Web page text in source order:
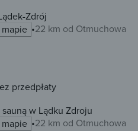
Zdrój
mapie 22 km od Otmuchowa
przedpłaty
w Lądku Zdroju
mapie
22 km od Otmuchowa